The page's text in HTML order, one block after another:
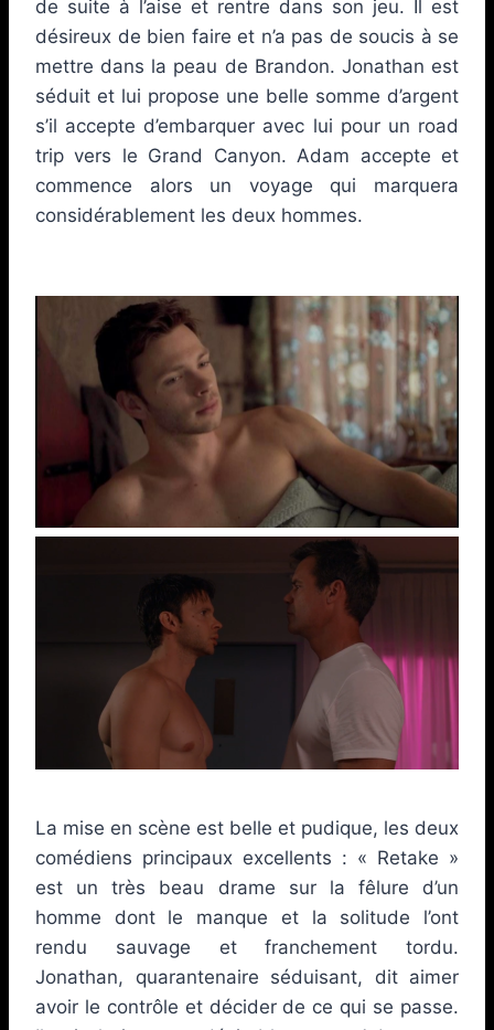
de suite à l’aise et rentre dans son jeu. Il est
désireux de bien faire et n’a pas de soucis à se
mettre dans la peau de Brandon. Jonathan est
séduit et lui propose une belle somme d’argent
s’il accepte d’embarquer avec lui pour un road
trip vers le Grand Canyon. Adam accepte et
commence alors un voyage qui marquera
considérablement les deux hommes.
La mise en scène est belle et pudique, les deux
comédiens principaux excellents : « Retake »
est un très beau drame sur la fêlure d’un
homme dont le manque et la solitude l’ont
rendu sauvage et franchement tordu.
Jonathan, quarantenaire séduisant, dit aimer
avoir le contrôle et décider de ce qui se passe.